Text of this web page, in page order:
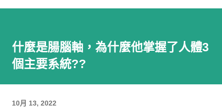
什麼是腸腦軸，為什麼他掌握了人體3
個主要系統??
10月 13, 2022